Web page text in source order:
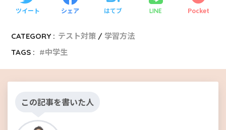
ツイート シェア はてブ LINE Pocket
CATEGORY : テスト対策
学習方法
TAGS :
中学生
この記事を書いた人